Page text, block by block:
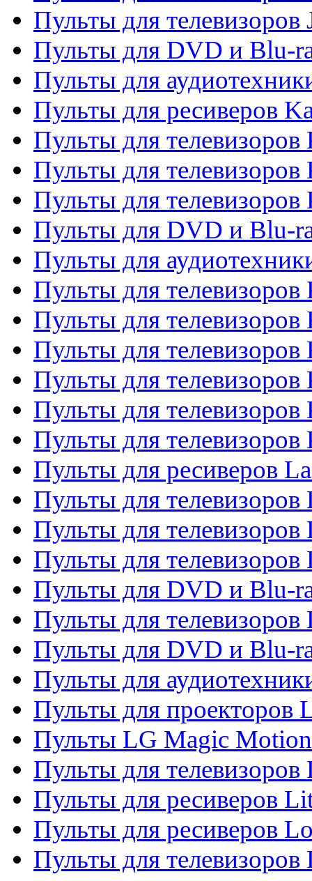
Пульты для телевизоров
Пульты для DVD и Blu-
Пульты для
Пульты для ресиверов
Пульты для телевизоров
Пульты для телевизоров
Пульты для телевизоров
Пульты для DVD и Blu-
Пульты для
Пульты для
Пульты для телевизоров
Пульты для телевизоров
Пульты для телевизоров
Пульты для
Пульты для
Пульты для ресиверов
Пульты для телевизоров
Пульты для телевизоров
Пульты для телевизоров
Пульты для DVD и Blu-
Пульты для телевизоров
Пульты для DVD и Blu-
Пульты для
Пульты для проекторов
Пульты LG Magic Motion
Пульты для
Пульты для ресиверов
Пульты для ресиверов
Пульты для телевизоров